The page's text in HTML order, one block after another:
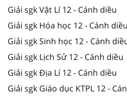
Giải sgk Vật Lí 12 - Cánh diều
Giải sgk Hóa học 12 - Cánh diều
Giải sgk Sinh học 12 - Cánh
Giải sgk Lịch Sử 12 - Cánh diều
Giải sgk Địa Lí 12 - Cánh diều
Giải sgk Giáo dục KTPL 12 -